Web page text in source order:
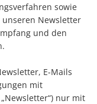
sowie
Newsletter
und den
E-Mails
mit
nur mit